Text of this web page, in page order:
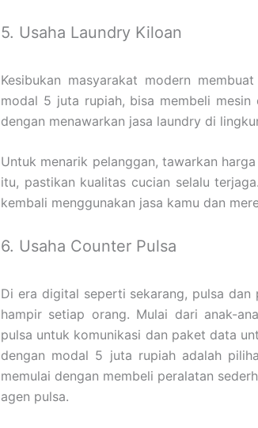
5. Usaha Laundry Kiloan
Kesibukan masyarakat modern
modal 5 juta rupiah, bisa membeli
dengan menawarkan jasa laundry di
Untuk menarik pelanggan, tawarkan
itu, pastikan kualitas cucian selalu
kembali menggunakan jasa kamu dan
6. Usaha Counter Pulsa
Di era digital seperti sekarang, pulsa
hampir setiap orang. Mulai dari anak-
pulsa untuk komunikasi dan paket data
dengan modal 5 juta rupiah adalah
memulai dengan membeli peralatan
agen pulsa.